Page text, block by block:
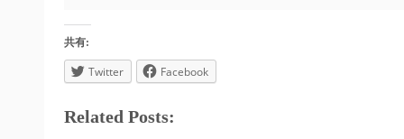
共有:
Twitter Facebook
Related Posts: